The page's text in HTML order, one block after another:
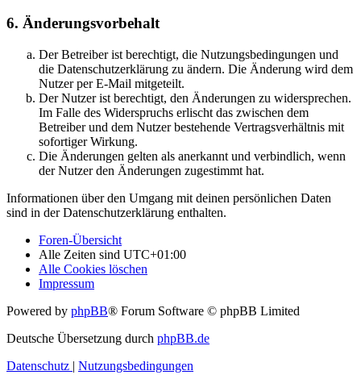
6. Änderungsvorbehalt
Der Betreiber ist berechtigt, die Nutzungsbedingungen und
die Datenschutzerklärung zu ändern. Die Änderung wird dem
Nutzer per E-Mail mitgeteilt.
Der Nutzer ist berechtigt, den Änderungen zu widersprechen.
Im Falle des Widerspruchs erlischt das zwischen dem
Betreiber und dem Nutzer bestehende Vertragsverhältnis mit
sofortiger Wirkung.
Die Änderungen gelten als anerkannt und verbindlich, wenn
der Nutzer den Änderungen zugestimmt hat.
Informationen über den Umgang mit deinen persönlichen Daten
sind in der Datenschutzerklärung enthalten.
Foren-Übersicht
Alle Zeiten sind UTC+01:00
Alle Cookies löschen
Impressum
Powered by phpBB® Forum Software © phpBB Limited
Deutsche Übersetzung durch phpBB.de
Datenschutz | Nutzungsbedingungen